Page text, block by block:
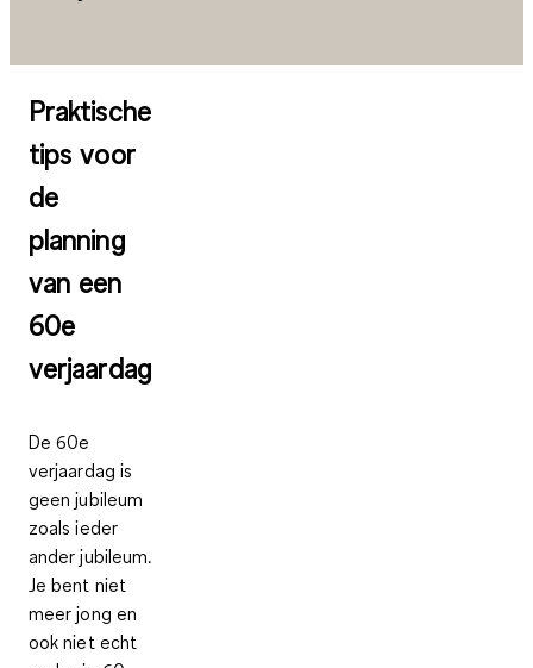
Praktische
tips voor
de
planning
van een
60e
verjaardag
De 60e
verjaardag is
geen jubileum
zoals ieder
ander jubileum.
Je bent niet
meer jong en
ook niet echt